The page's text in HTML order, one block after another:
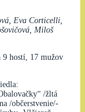
Eva Corticelli,
Miloš
9 hostí, 17 mužov
/žltá
/občerstvenie/-